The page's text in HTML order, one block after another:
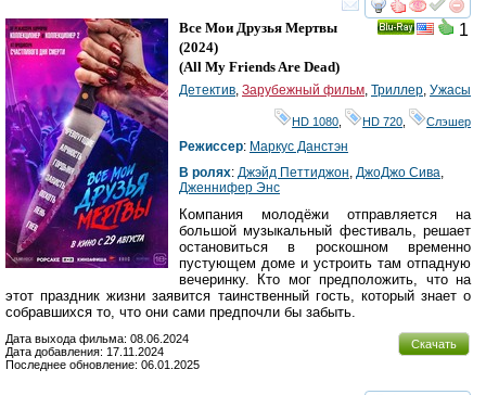
смотреть
1
Все Мои Друзья Мертвы
(2024)
(All My Friends Are Dead)
Детектив Зарубежный фильм Триллер Ужасы
HD 1080 HD 720 Слэшер
Режиссер: Маркус Данстэн
В ролях: Джэйд Петтиджон ДжоДжо Сива
Дженнифер Энс
Компания молодёжи отправляется на
большой музыкальный фестиваль, решает
остановиться в роскошном временно
пустующем доме и устроить там отпадную
вечеринку. Кто мог предположить, что на
этот праздник жизни заявится таинственный гость, который знает о
собравшихся то, что они сами предпочли бы забыть.
Скачать
Дата выхода фильма: 08.06.2024
Дата добавления: 17.11.2024
Последнее обновление: 06.01.2025